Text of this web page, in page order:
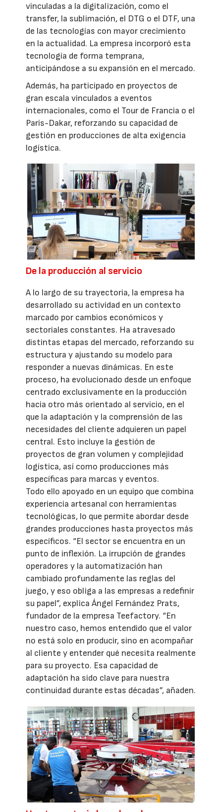
vinculadas a la digitalización, como el
transfer, la sublimación, el DTG o el DTF, una
de las tecnologías con mayor crecimiento
en la actualidad. La empresa incorporó esta
tecnología de forma temprana,
anticipándose a su expansión en el mercado.
Además, ha participado en proyectos de
gran escala vinculados a eventos
internacionales, como el Tour de Francia o el
París-Dakar, reforzando su capacidad de
gestión en producciones de alta exigencia
logística.
De la producción al servicio
A lo largo de su trayectoria, la empresa ha
desarrollado su actividad en un contexto
marcado por cambios económicos y
sectoriales constantes. Ha atravesado
distintas etapas del mercado, reforzando su
estructura y ajustando su modelo para
responder a nuevas dinámicas. En este
proceso, ha evolucionado desde un enfoque
centrado exclusivamente en la producción
hacia otro más orientado al servicio, en el
que la adaptación y la comprensión de las
necesidades del cliente adquieren un papel
central. Esto incluye la gestión de
proyectos de gran volumen y complejidad
logística, así como producciones más
específicas para marcas y eventos.
Todo ello apoyado en un equipo que combina
experiencia artesanal con herramientas
tecnológicas, lo que permite abordar desde
grandes producciones hasta proyectos más
específicos. “El sector se encuentra en un
punto de inflexión. La irrupción de grandes
operadores y la automatización han
cambiado profundamente las reglas del
juego, y eso obliga a las empresas a redefinir
su papel”, explica Ángel Fernández Prats,
fundador de la empresa Teefactory. “En
nuestro caso, hemos entendido que el valor
no está solo en producir, sino en acompañar
al cliente y entender qué necesita realmente
para su proyecto. Esa capacidad de
adaptación ha sido clave para nuestra
continuidad durante estas décadas”, añaden.